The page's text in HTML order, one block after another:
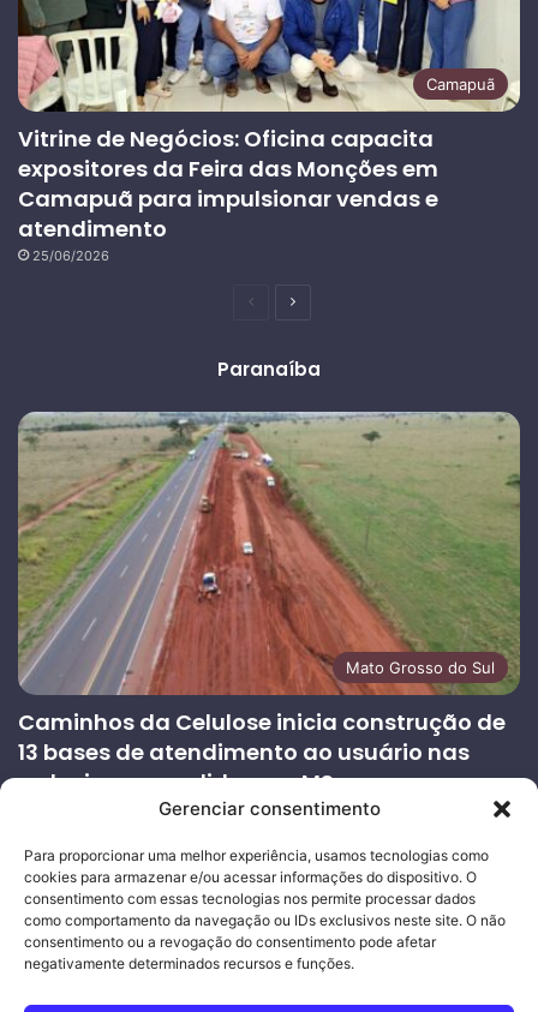
Gerenciar consentimento
Para proporcionar uma melhor experiência, usamos tecnologias como
cookies para armazenar e/ou acessar informações do dispositivo. O
consentimento com essas tecnologias nos permite processar dados
como comportamento da navegação ou IDs exclusivos neste site. O não
consentimento ou a revogação do consentimento pode afetar
negativamente determinados recursos e funções.
Camapuã
Vitrine de Negócios: Oficina capacita
expositores da Feira das Monções em
Camapuã para impulsionar vendas e
atendimento
25/06/2026
PáginaPróxima
Paranaíba
Mato Grosso do Sul
Caminhos da Celulose inicia construção de
13 bases de atendimento ao usuário nas
rodovias concedidas em MS
Página
anterior
Próxima
página
Ouro Empresas- Desenvolvimento Web